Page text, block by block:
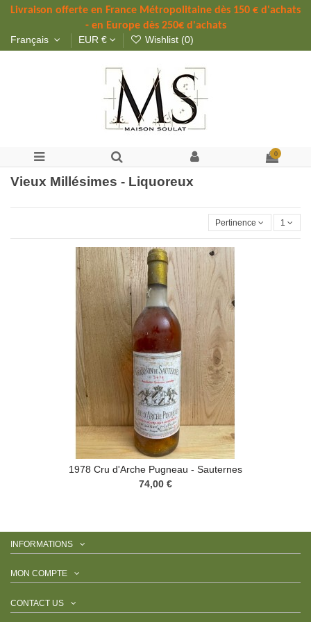
Livraison offerte en France Métropolitaine dès 150 € d'achats
- en Europe dès 250€ d'achats
Français EUR € Wishlist (0)
0
Vieux Millésimes - Liquoreux
Pertinence 1
1978 Cru d'Arche Pugneau - Sauternes
74,00 €
INFORMATIONS
MON COMPTE
CONTACT US